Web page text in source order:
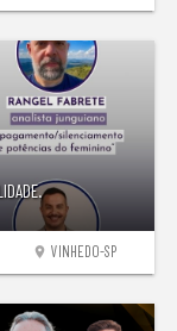
location_on VINHEDO-SP